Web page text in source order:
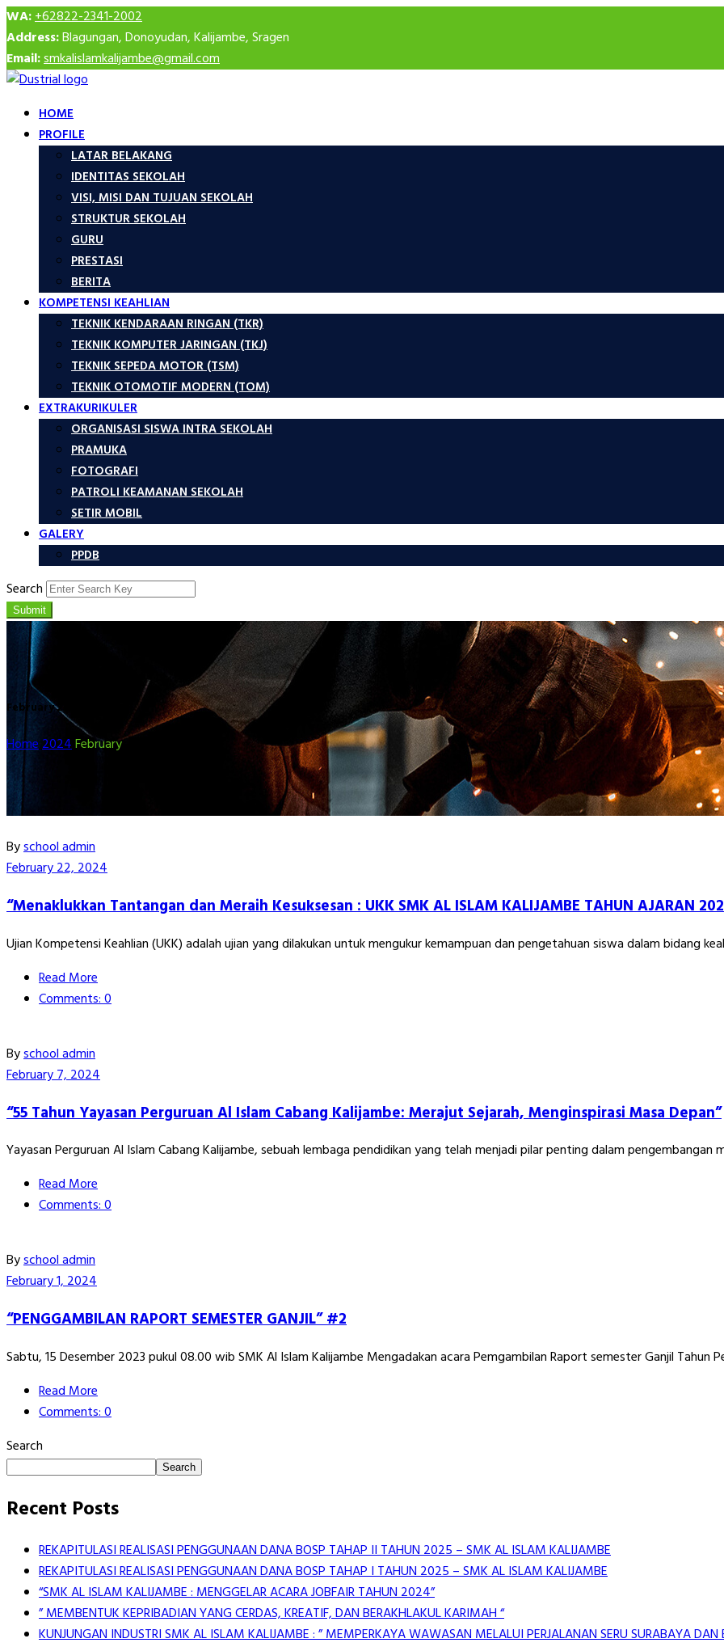
WA:+62822-2341-2002
Address:Blagungan, Donoyudan, Kalijambe, Sragen
Email:smkalislamkalijambe@gmail.com
HOME
PROFILE
LATAR BELAKANG
IDENTITAS SEKOLAH
VISI, MISI DAN TUJUAN SEKOLAH
STRUKTUR SEKOLAH
GURU
PRESTASI
BERITA
KOMPETENSI KEAHLIAN
TEKNIK KENDARAAN RINGAN (TKR)
TEKNIK KOMPUTER JARINGAN (TKJ)
TEKNIK SEPEDA MOTOR (TSM)
TEKNIK OTOMOTIF MODERN (TOM)
EXTRAKURIKULER
ORGANISASI SISWA INTRA SEKOLAH
PRAMUKA
FOTOGRAFI
PATROLI KEAMANAN SEKOLAH
SETIR MOBIL
GALERY
PPDB
Search
Submit
February 2024
Home2024February
Byschool admin
February 22, 2024
“Menaklukkan Tantangan dan Meraih Kesuksesan : UKK SMK AL ISLAM KALIJAMBE TAHUN AJARAN
Ujian Kompetensi Keahlian (UKK) adalah ujian yang dilakukan untuk mengukur kemampuan dan pengetahuan siswa dalam bidang
Read More
Comments: 0
Byschool admin
February 7, 2024
“55 Tahun Yayasan Perguruan Al Islam Cabang Kalijambe: Merajut Sejarah, Menginspirasi Masa Depan”
Yayasan Perguruan Al Islam Cabang Kalijambe, sebuah lembaga pendidikan yang telah menjadi pilar penting dalam pengembangan
Read More
Comments: 0
Byschool admin
February 1, 2024
“PENGGAMBILAN RAPORT SEMESTER GANJIL” #2
Sabtu, 15 Desember 2023 pukul 08.00 wib SMK Al Islam Kalijambe Mengadakan acara Pemgambilan Raport semester Ganjil Tahun
Read More
Comments: 0
Search
Search
Recent Posts
REKAPITULASI REALISASI PENGGUNAAN DANA BOSP TAHAP II TAHUN 2025 – SMK AL ISLAM KALIJAMBE
REKAPITULASI REALISASI PENGGUNAAN DANA BOSP TAHAP I TAHUN 2025 – SMK AL ISLAM KALIJAMBE
“SMK AL ISLAM KALIJAMBE : MENGGELAR ACARA JOBFAIR TAHUN 2024”
” MEMBENTUK KEPRIBADIAN YANG CERDAS, KREATIF, DAN BERAKHLAKUL KARIMAH “
KUNJUNGAN INDUSTRI SMK AL ISLAM KALIJAMBE : ” MEMPERKAYA WAWASAN MELALUI PERJALANAN SERU SURABAYA DAN